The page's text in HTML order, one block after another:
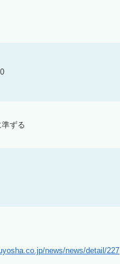
ずる
news/news/detail/227